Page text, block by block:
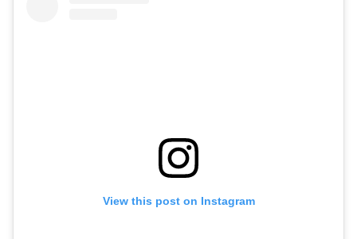
View this post on Instagram